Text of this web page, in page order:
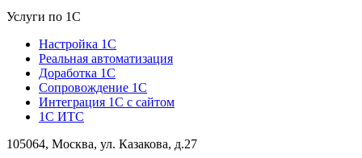
Услуги по 1С
Настройка 1С
Реальная автоматизация
Доработка 1С
Сопровождение 1С
Интеграция 1С с сайтом
1С ИТС
105064, Москва, ул. Казакова, д.27